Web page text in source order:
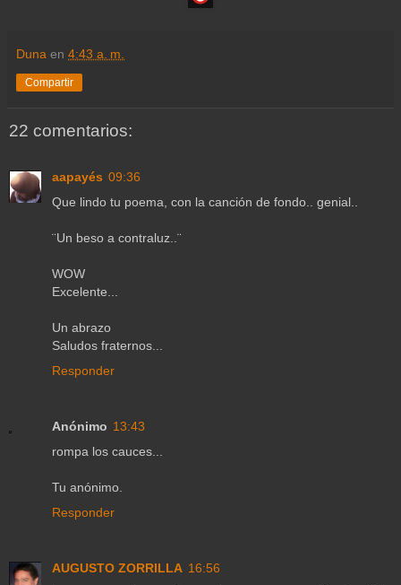
Duna en 4:43 a. m.
Compartir
22 comentarios:
aapayés 09:36
Que lindo tu poema, con la canción de fondo.. genial..
¨Un beso a contraluz..¨
WOW
Excelente...
Un abrazo
Saludos fraternos...
Responder
Anónimo 13:43
rompa los cauces...
Tu anónimo.
Responder
AUGUSTO ZORRILLA 16:56